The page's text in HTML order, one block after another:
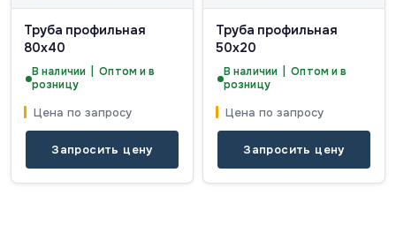
Труба профильная
80х40
В наличии | Оптом и в
розницу
Цена по запросу
Запросить цену
Труба профильная
50х20
В наличии | Оптом и в
розницу
Цена по запросу
Запросить цену